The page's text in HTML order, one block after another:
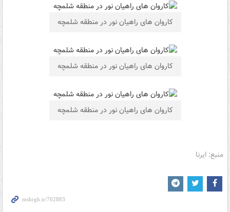
کاروان های راهیان نور در منطقه شلمچه
کاروان های راهیان نور در منطقه شلمچه
کاروان های راهیان نور در منطقه شلمچه
منبع: ایرنا